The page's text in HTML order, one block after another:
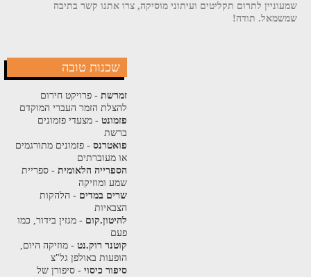
שמעוניין לתרום תקליטים ועיתוני מוסיקה, צרו אתנו קשר בתיבה
שמשמאל. תודה!
שכנות טובה
זמרשת- פרויקט חירום
להצלת הזמר העברי המוקדם
פזמונט- מצעדי פזמונים
ברשת
פואטרנס- פזמונים מתורגמים
או מעוברתים
הספרייה הלאומית- ספריית
שמע ומוזיקה
שרים במדים - הלהקות
הצבאיות
להיטון.קום - מגזין בידור, כמו
פעם
קוטנר רוק.נט- מוזיקה היום,
הופעות באולפן גל"צ
סיפור כיסוי- סיפורן של